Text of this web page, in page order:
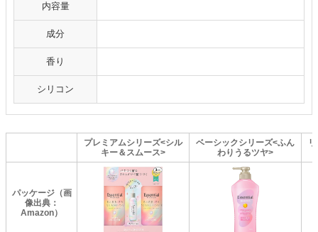
内容量
成分
香り
シリコン
プレミアムシリーズ<シル
キー＆スムース>
ベーシックシリーズ<ふん
わりうるツヤ>
パッケージ（画
像出典：
Amazon）